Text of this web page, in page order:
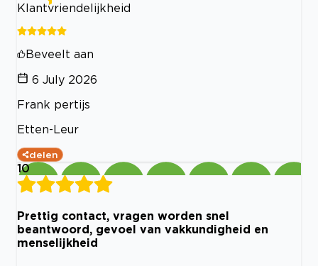
Klantvriendelijkheid
Beveelt aan
6 July 2026
Frank pertijs
Etten-Leur
delen
10
Prettig contact, vragen worden snel
beantwoord, gevoel van vakkundigheid en
menselijkheid